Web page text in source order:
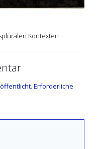
Kontexten
Erforderliche